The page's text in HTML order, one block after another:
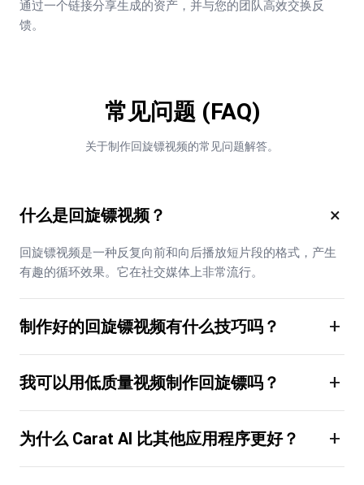
通过一个链接分享生成的资产，并与您的团队高效交换反
馈。
常见问题 (FAQ)
关于制作回旋镖视频的常见问题解答。
什么是回旋镖视频？ ×
回旋镖视频是一种反复向前和向后播放短片段的格式，产生
有趣的循环效果。它在社交媒体上非常流行。
制作好的回旋镖视频有什么技巧吗？ +
我可以用低质量视频制作回旋镖吗？ +
为什么 Carat AI 比其他应用程序更好？ +